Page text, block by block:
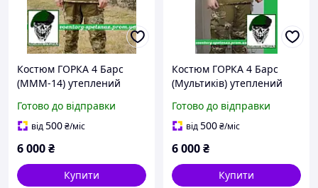
Костюм ГОРКА 4 Барс
(МММ-14) утеплений
Готово до відправки
від500₴/міс
6 000₴
Купити
Костюм ГОРКА 4 Барс
(Мультиків) утеплений
Готово до відправки
від500₴/міс
6 000₴
Купити